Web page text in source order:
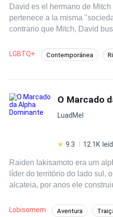
David es el hermano de
pertenece a la misma
contrario que Mitch, David
LGBTQ+ Contemporánea
O Marcado
LuadMel
9.3 12.1K
Raiden Iakisamoto era um
líder do território do lado sul,
alcateia, por anos ele
sentiram no direito de lhe
Lobisomem Aventura